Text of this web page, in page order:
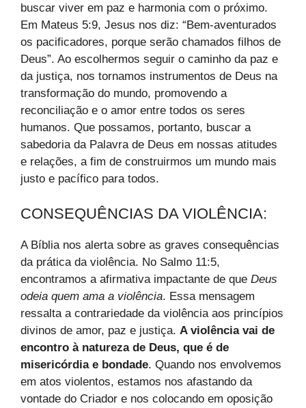
buscar viver em paz e harmonia com o próximo.
Em Mateus 5:9, Jesus nos diz: “Bem-aventurados
os pacificadores, porque serão chamados filhos de
Deus”. Ao escolhermos seguir o caminho da paz e
da justiça, nos tornamos instrumentos de Deus na
transformação do mundo, promovendo a
reconciliação e o amor entre todos os seres
humanos. Que possamos, portanto, buscar a
sabedoria da Palavra de Deus em nossas atitudes
e relações, a fim de construirmos um mundo mais
justo e pacífico para todos.
CONSEQUÊNCIAS DA VIOLÊNCIA:
A Bíblia nos alerta sobre as graves consequências
da prática da violência. No Salmo 11:5,
encontramos a afirmativa impactante de que Deus
odeia quem ama a violência. Essa mensagem
ressalta a contrariedade da violência aos princípios
divinos de amor, paz e justiça. A violência vai de
encontro à natureza de Deus, que é de
misericórdia e bondade. Quando nos envolvemos
em atos violentos, estamos nos afastando da
vontade do Criador e nos colocando em oposição